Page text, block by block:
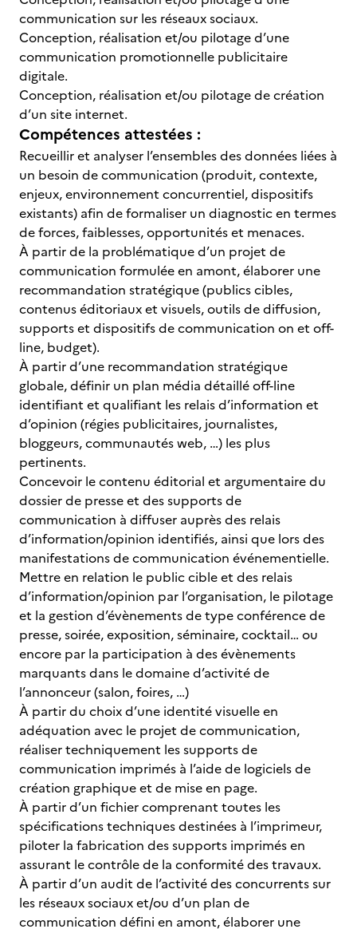
communication sur les réseaux sociaux.
Conception, réalisation et/ou pilotage d’une
communication promotionnelle publicitaire
digitale.
Conception, réalisation et/ou pilotage de création
d’un site internet.
Compétences attestées :
Recueillir et analyser l’ensembles des données liées à
un besoin de communication (produit, contexte,
enjeux, environnement concurrentiel, dispositifs
existants) afin de formaliser un diagnostic en termes
de forces, faiblesses, opportunités et menaces.
À partir de la problématique d’un projet de
communication formulée en amont, élaborer une
recommandation stratégique (publics cibles,
contenus éditoriaux et visuels, outils de diffusion,
supports et dispositifs de communication on et off-
line, budget).
À partir d’une recommandation stratégique
globale, définir un plan média détaillé off-line
identifiant et qualifiant les relais d’information et
d’opinion (régies publicitaires, journalistes,
bloggeurs, communautés web, …) les plus
pertinents.
Concevoir le contenu éditorial et argumentaire du
dossier de presse et des supports de
communication à diffuser auprès des relais
d’information/opinion identifiés, ainsi que lors des
manifestations de communication événementielle.
Mettre en relation le public cible et des relais
d’information/opinion par l’organisation, le pilotage
et la gestion d’évènements de type conférence de
presse, soirée, exposition, séminaire, cocktail… ou
encore par la participation à des évènements
marquants dans le domaine d’activité de
l’annonceur (salon, foires, …)
À partir du choix d’une identité visuelle en
adéquation avec le projet de communication,
réaliser techniquement les supports de
communication imprimés à l’aide de logiciels de
création graphique et de mise en page.
À partir d’un fichier comprenant toutes les
spécifications techniques destinées à l’imprimeur,
piloter la fabrication des supports imprimés en
assurant le contrôle de la conformité des travaux.
À partir d’un audit de l’activité des concurrents sur
les réseaux sociaux et/ou d’un plan de
communication défini en amont, élaborer une